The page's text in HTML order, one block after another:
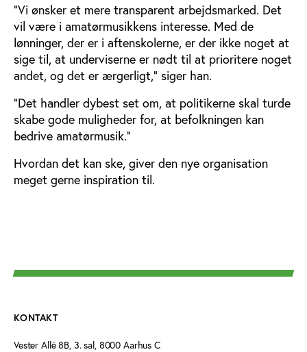
”Vi ønsker et mere transparent arbejdsmarked. Det
vil være i amatørmusikkens interesse. Med de
lønninger, der er i aftenskolerne, er der ikke noget at
sige til, at underviserne er nødt til at prioritere noget
andet, og det er ærgerligt,” siger han.
”Det handler dybest set om, at politikerne skal turde
skabe gode muligheder for, at befolkningen kan
bedrive amatørmusik.”
Hvordan det kan ske, giver den nye organisation
meget gerne inspiration til.
KONTAKT
Vester Allé 8B, 3. sal, 8000 Aarhus C